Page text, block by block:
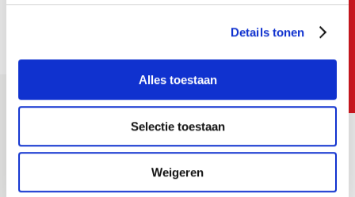
Details tonen
Alles toestaan
Selectie toestaan
Weigeren
Zet aan
privacy statement